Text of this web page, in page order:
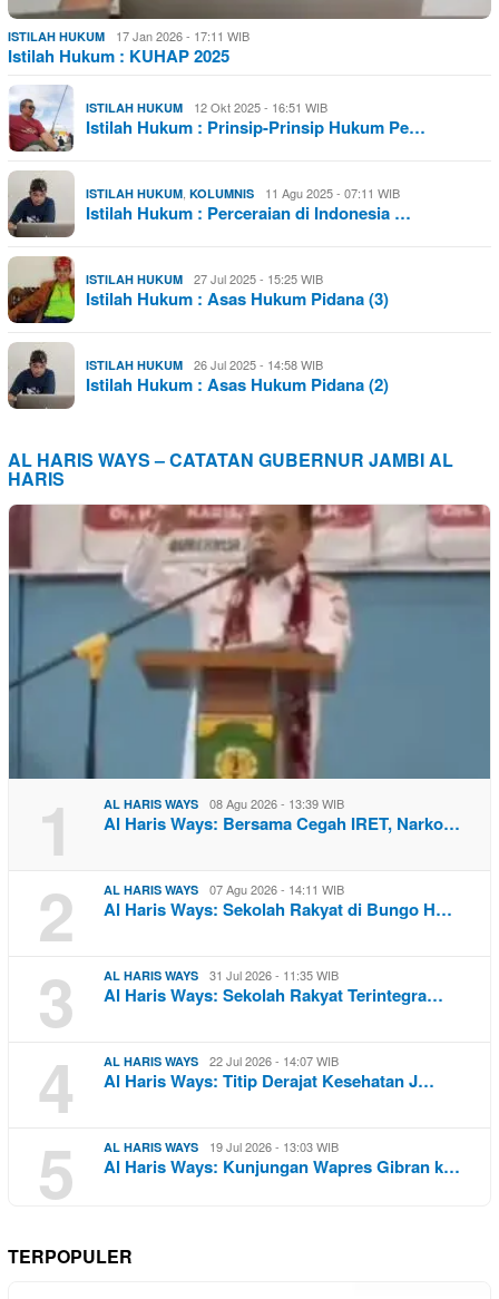
ISTILAH HUKUM 17 Jan 2026 - 17:11 WIB
Istilah Hukum : KUHAP 2025
ISTILAH HUKUM 12 Okt 2025 - 16:51 WIB
Istilah Hukum : Prinsip-Prinsip Hukum Pe…
ISTILAH HUKUM KOLUMNIS 11 Agu 2025 - 07:11 WIB
Istilah Hukum : Perceraian di Indonesia …
ISTILAH HUKUM 27 Jul 2025 - 15:25 WIB
Istilah Hukum : Asas Hukum Pidana (3)
ISTILAH HUKUM 26 Jul 2025 - 14:58 WIB
Istilah Hukum : Asas Hukum Pidana (2)
AL HARIS WAYS – CATATAN GUBERNUR JAMBI AL
HARIS
1 AL HARIS WAYS 08 Agu 2026 - 13:39 WIB
Al Haris Ways: Bersama Cegah IRET, Narko…
2 AL HARIS WAYS 07 Agu 2026 - 14:11 WIB
Al Haris Ways: Sekolah Rakyat di Bungo H…
3 AL HARIS WAYS 31 Jul 2026 - 11:35 WIB
Al Haris Ways: Sekolah Rakyat Terintegra…
4 AL HARIS WAYS 22 Jul 2026 - 14:07 WIB
Al Haris Ways: Titip Derajat Kesehatan J…
5 AL HARIS WAYS 19 Jul 2026 - 13:03 WIB
Al Haris Ways: Kunjungan Wapres Gibran k…
TERPOPULER